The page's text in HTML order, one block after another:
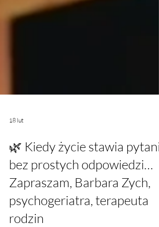
🌿 Kiedy życie stawia pytania
bez prostych odpowiedzi…
Zapraszam, Barbara Zych,
psychogeriatra, terapeuta